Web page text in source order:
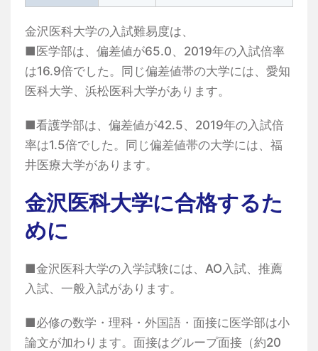
金沢医科大学の入試難易度は、
■医学部は、偏差値が65.0、2019年の入試倍率
は16.9倍でした。同じ偏差値帯の大学には、愛知
医科大学、浜松医科大学があります。
■看護学部は、偏差値が42.5、2019年の入試倍
率は1.5倍でした。同じ偏差値帯の大学には、福
井医療大学があります。
金沢医科大学に合格するた
めに
■金沢医科大学の入学試験には、AO入試、推薦
入試、一般入試があります。
■必修の数学・理科・外国語・面接に医学部は小
論文が加わります。面接はグループ面接（約20